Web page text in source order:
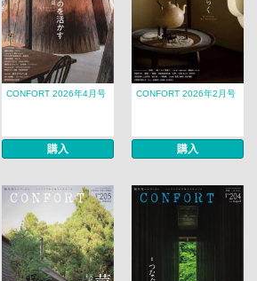
CONFORT 2026年4月号
購入
CONFORT 2026年2月号
購入